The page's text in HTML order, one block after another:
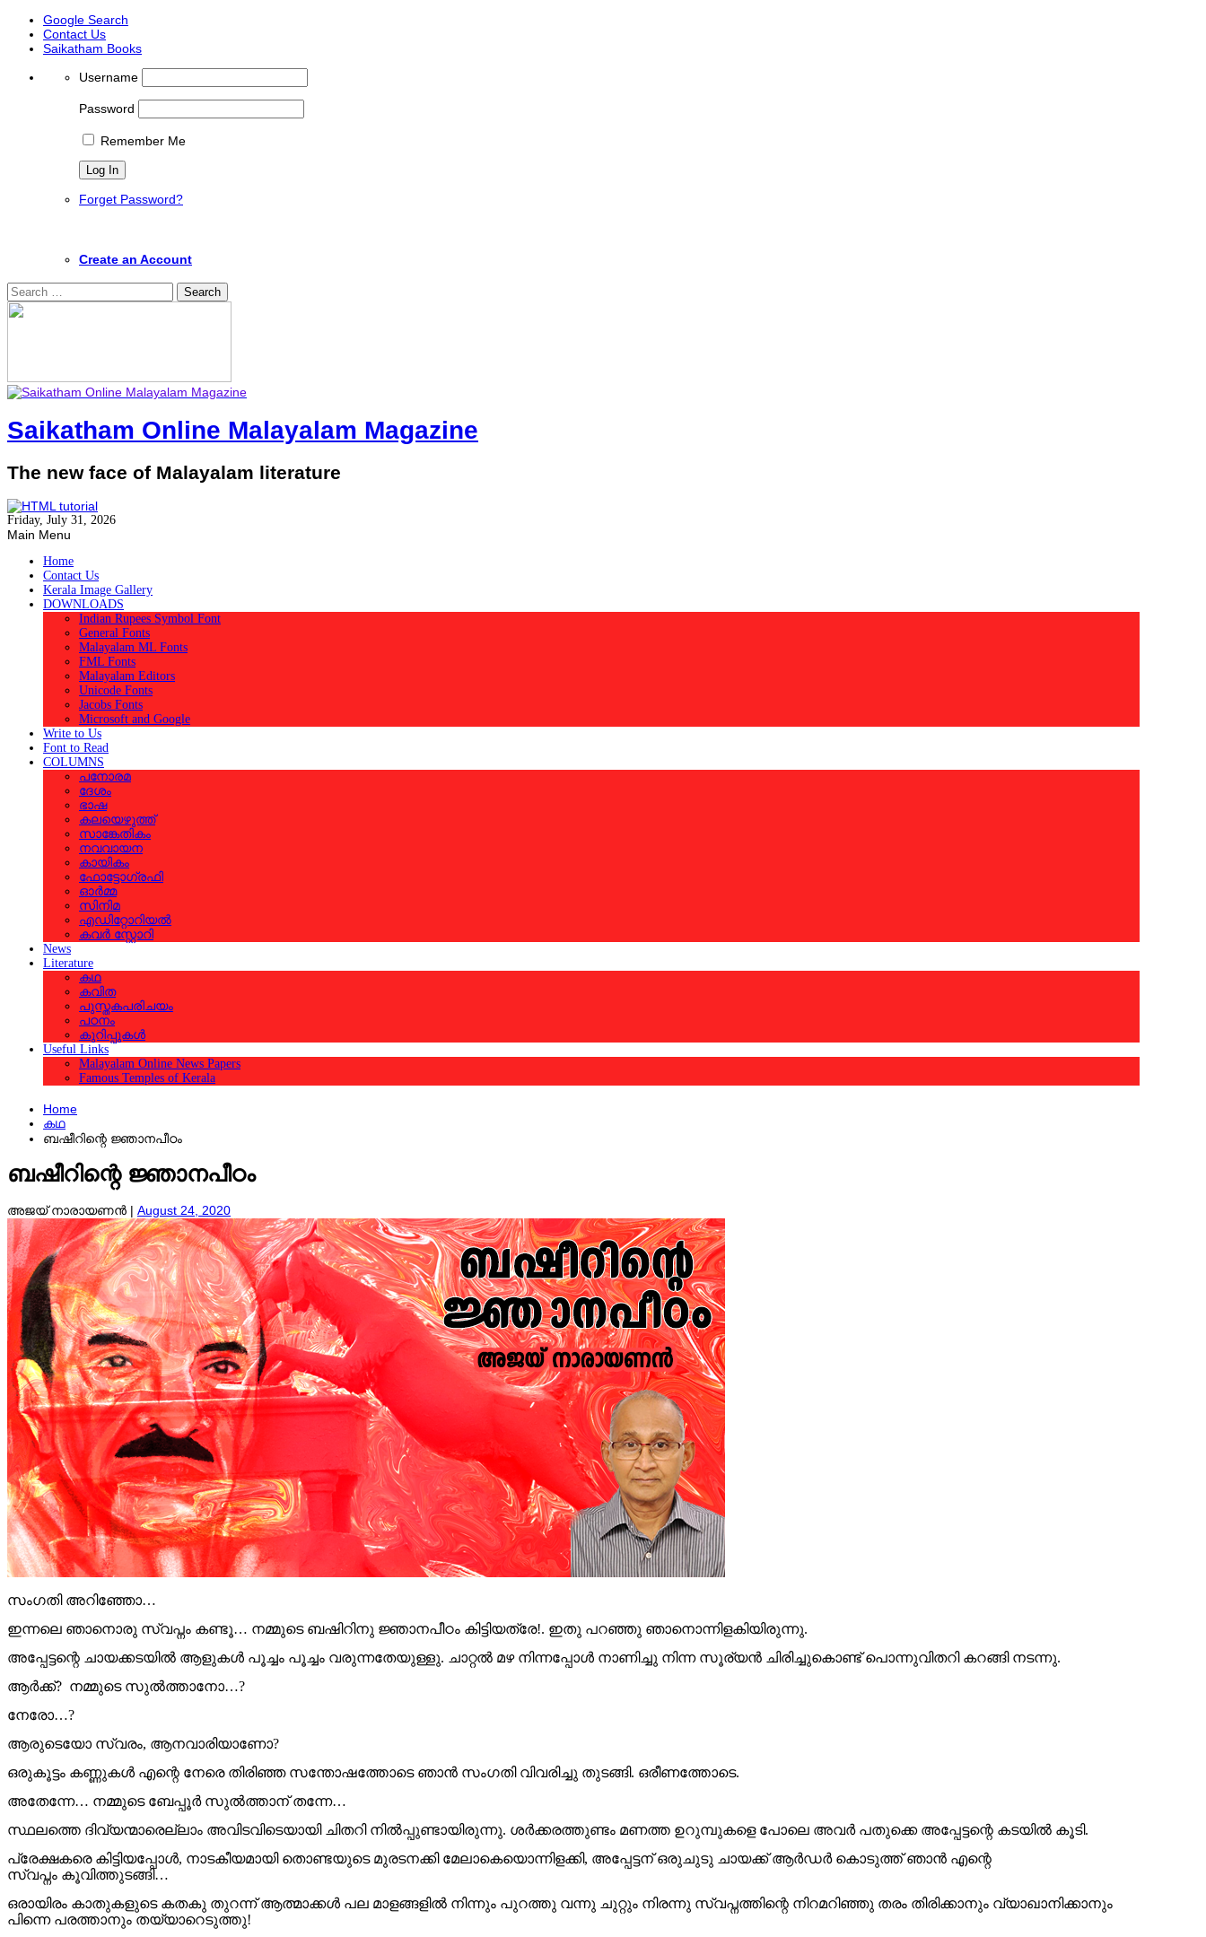
Google Search
Contact Us
Saikatham Books
Username
Password
Remember Me
Forget Password?
Create an Account
Search
for:
Saikatham Online Malayalam Magazine
The new face of Malayalam literature
Friday, July 31, 2026
Main Menu
Home
Contact Us
Kerala Image Gallery
DOWNLOADS
Indian Rupees Symbol Font
General Fonts
Malayalam ML Fonts
FML Fonts
Malayalam Editors
Unicode Fonts
Jacobs Fonts
Microsoft and Google
Write to Us
Font to Read
COLUMNS
പനോരമ
ദേശം
ഭാഷ
കലയെഴുത്ത്
സാങ്കേതികം
നവവായന
കായികം
ഫോട്ടോഗ്രഫി
ഓര്‍മ്മ
സിനിമ
എഡിറ്റോറിയല്‍
കവര്‍ സ്റ്റോറി
News
Literature
കഥ
കവിത
പുസ്തകപരിചയം
പഠനം
കുറിപ്പുകള്‍
Useful Links
Malayalam Online News Papers
Famous Temples of Kerala
Home
കഥ
ബഷീറിന്റെ ജ്ഞാനപീഠം
ബഷീറിന്റെ ജ്ഞാനപീഠം
അജയ് നാരായണൻ | August 24, 2020
സംഗതി അറിഞ്ഞോ…
ഇന്നലെ ഞാനൊരു സ്വപ്നം കണ്ടൂ… നമ്മുടെ ബഷിറിനു ജ്ഞാനപീഠം കിട്ടിയത്രേ!. ഇതു പറഞ്ഞു ഞാനൊന്നിളകിയിരുന്നു.
അപ്പേട്ടന്റെ ചായക്കടയിൽ ആളുകൾ പൂച്ചം പൂച്ചം വരുന്നതേയുള്ളു. ചാറ്റൽ മഴ നിന്നപ്പോൾ നാണിച്ചു നിന്ന സൂര്യൻ ചിരിച്ചുകൊണ്ട് പൊന്നുവിതറി കറങ്ങി നടന്നു.
ആർക്ക്‌? നമ്മുടെ സുൽത്താനോ…?
നേരോ…?
ആരുടെയോ സ്വരം, ആനവാരിയാണോ?
ഒരുകൂട്ടം കണ്ണുകൾ എന്റെ നേരെ തിരിഞ്ഞ സന്തോഷത്തോടെ ഞാൻ സംഗതി വിവരിച്ചു തുടങ്ങി. ഒരീണത്തോടെ.
അതേന്നേ… നമ്മുടെ ബേപ്പൂർ സുൽത്താന് തന്നേ…
സ്ഥലത്തെ ദിവ്യന്മാരെല്ലാം അവിടവിടെയായി ചിതറി നിൽപ്പുണ്ടായിരുന്നു. ശർക്കരത്തുണ്ടം മണത്ത ഉറുമ്പുകളെ പോലെ അവർ പതുക്കെ അപ്പേട്ടന്റെ കടയിൽ കൂടി.
പ്രേക്ഷകരെ കിട്ടിയപ്പോൾ, നാടകീയമായി തൊണ്ടയുടെ മുരടനക്കി മേലാകെയൊന്നിളക്കി, അപ്പേട്ടന് ഒരുചുടു ചായക്ക് ആർഡർ കൊടുത്ത് ഞാൻ എന്റെ
സ്വപ്നം കൂവിത്തുടങ്ങി…
ഒരായിരം കാതുകളുടെ കതകു തുറന്ന് ആത്മാക്കൾ പല മാളങ്ങളിൽ നിന്നും പുറത്തു വന്നു ചുറ്റും നിരന്നു സ്വപ്നത്തിന്റെ നിറമറിഞ്ഞു തരം തിരിക്കാനും വ്യാഖാനിക്കാനും
പിന്നെ പരത്താനും തയ്യാറെടുത്തു!